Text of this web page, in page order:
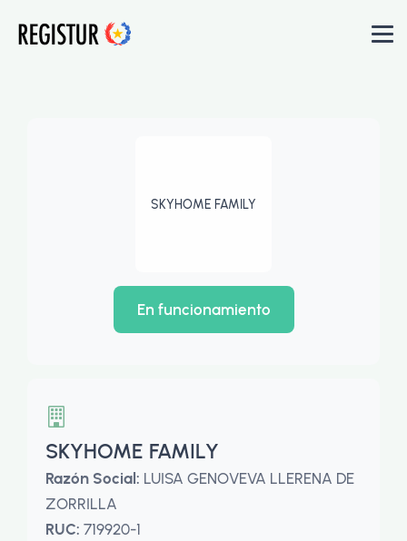
SKYHOME FAMILY
En funcionamiento
SKYHOME FAMILY
Razón Social: LUISA GENOVEVA LLERENA DE
ZORRILLA
RUC: 719920-1